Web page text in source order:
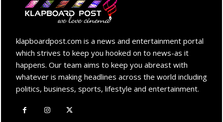
klapboardpost.com is a news and entertainment portal
which strives to keep you hooked on to news-as it
happens. Our team aims to keep you abreast with
whatever is making headlines across the world including
politics, business, sports, lifestyle and entertainment.